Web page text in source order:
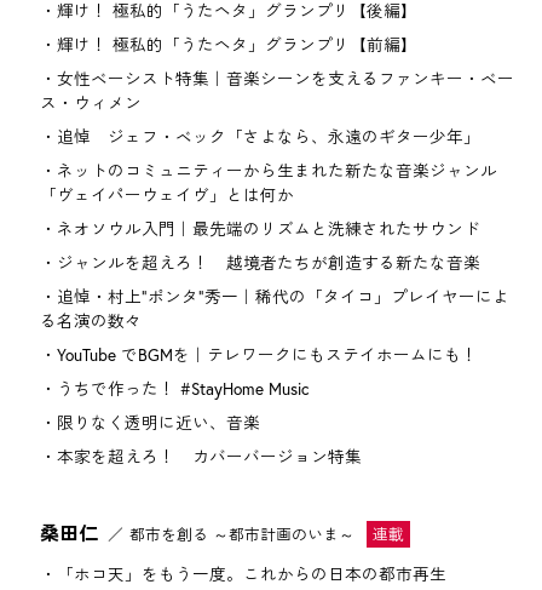
輝け！ 極私的「うたヘタ」グランプリ【後編】
輝け！ 極私的「うたヘタ」グランプリ【前編】
女性ベーシスト特集｜音楽シーンを支えるファンキー・ベー
ス・ウィメン
追悼 ジェフ・ベック「さよなら、永遠のギター少年」
ネットのコミュニティーから生まれた新たな音楽ジャンル
「ヴェイパーウェイヴ」とは何か
ネオソウル入門｜最先端のリズムと洗練されたサウンド
ジャンルを超えろ！ 越境者たちが創造する新たな音楽
追悼・村上"ポンタ"秀一｜稀代の「タイコ」プレイヤーによ
る名演の数々
YouTube でBGMを｜テレワークにもステイホームにも！
うちで作った！ #StayHome Music
限りなく透明に近い、音楽
本家を超えろ！ カバーバージョン特集
桑田仁 都市を創る ～都市計画のいま～
「ホコ天」をもう一度。これからの日本の都市再生